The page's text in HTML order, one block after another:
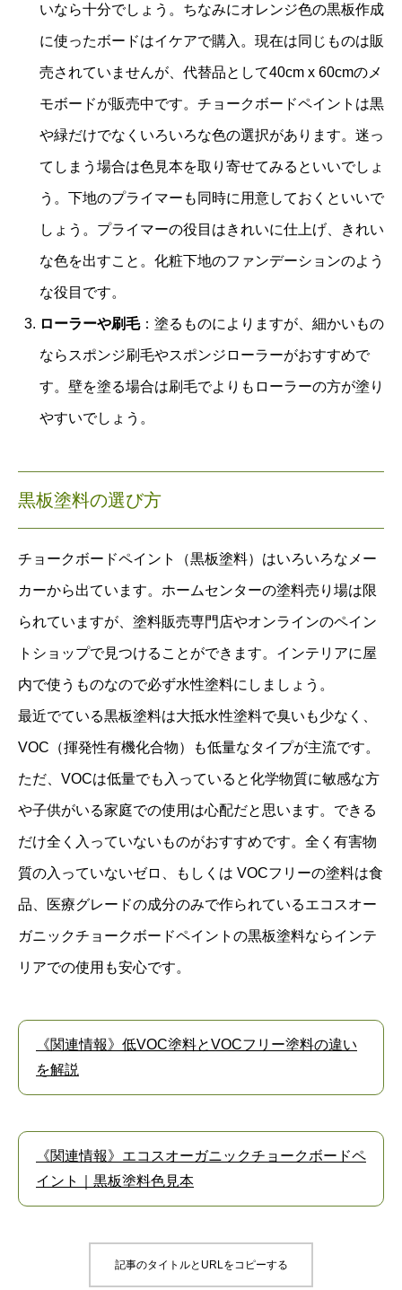
いなら十分でしょう。ちなみにオレンジ色の黒板作成
に使ったボードはイケアで購入。現在は同じものは販
売されていませんが、代替品として40cm x 60cmのメ
モボードが販売中です。チョークボードペイントは黒
や緑だけでなくいろいろな色の選択があります。迷っ
てしまう場合は色見本を取り寄せてみるといいでしょ
う。下地のプライマーも同時に用意しておくといいで
しょう。プライマーの役目はきれいに仕上げ、きれい
な色を出すこと。化粧下地のファンデーションのよう
な役目です。
ローラーや刷毛：塗るものによりますが、細かいもの
ならスポンジ刷毛やスポンジローラーがおすすめで
す。壁を塗る場合は刷毛でよりもローラーの方が塗り
やすいでしょう。
黒板塗料の選び方
チョークボードペイント（黒板塗料）はいろいろなメー
カーから出ています。ホームセンターの塗料売り場は限
られていますが、塗料販売専門店やオンラインのペイン
トショップで見つけることができます。インテリアに屋
内で使うものなので必ず水性塗料にしましょう。
最近でている黒板塗料は大抵水性塗料で臭いも少なく、
VOC（揮発性有機化合物）も低量なタイプが主流です。
ただ、VOCは低量でも入っていると化学物質に敏感な方
や子供がいる家庭での使用は心配だと思います。できる
だけ全く入っていないものがおすすめです。全く有害物
質の入っていないゼロ、もしくは VOCフリーの塗料は食
品、医療グレードの成分のみで作られているエコスオー
ガニックチョークボードペイントの黒板塗料ならインテ
リアでの使用も安心です。
《関連情報》低VOC塗料とVOCフリー塗料の違い
を解説
《関連情報》エコスオーガニックチョークボードペ
イント｜黒板塗料色見本
記事のタイトルとURLをコピーする